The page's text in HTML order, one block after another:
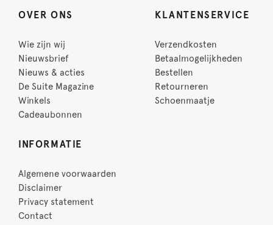
OVER ONS
Wie zijn wij
Nieuwsbrief
Nieuws & acties
De Suite Magazine
Winkels
Cadeaubonnen
KLANTENSERVICE
Verzendkosten
Betaalmogelijkheden
Bestellen
Retourneren
Schoenmaatje
INFORMATIE
Algemene voorwaarden
Disclaimer
Privacy statement
Contact